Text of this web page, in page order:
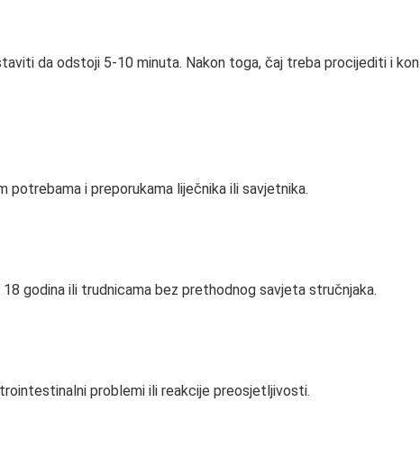
da odstoji 5-10 minuta. Nakon toga, čaj treba procijediti i
potrebama i preporukama liječnika ili savjetnika.
godina ili trudnicama bez prethodnog savjeta stručnjaka.
problemi ili reakcije preosjetljivosti.